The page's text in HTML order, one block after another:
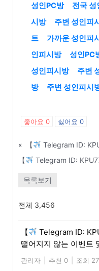
성인PC방
전국 성
시방
주변 성인피
트
가까운 성인피
인피시방
성인PC
성인피시방
주변
방
주변 성인피시
좋아요 0 싫어요 0
« 【
Telegram ID: KPU77】 성피왕
【
Telegram ID: KPU77】 성피월드
목록보기
전체 3,456
【
Telegram ID:
떨어지지 않는 이벤트
관리자 추천 0 조회 27